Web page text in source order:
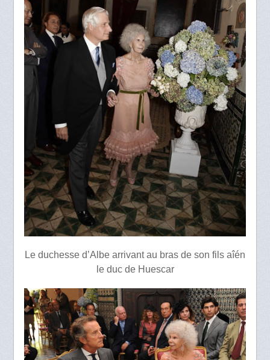
Le duchesse d’Albe arrivant au bras de son fils aîén
le duc de Huescar